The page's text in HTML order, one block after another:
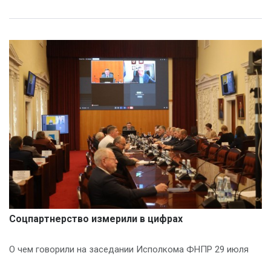
Соцпартнерство измерили в цифрах
О чем говорили на заседании Исполкома ФНПР 29 июля